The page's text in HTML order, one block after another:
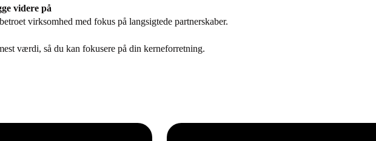
videre på
virksomhed med fokus på langsigtede partnerskaber.
værdi, så du kan fokusere på din kerneforretning.